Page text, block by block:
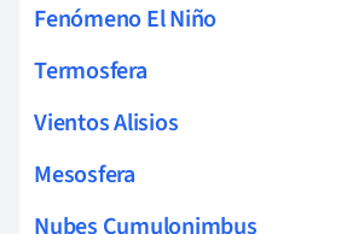
Fenómeno El Niño
Termosfera
Vientos Alisios
Mesosfera
Nubes Cumulonimbus